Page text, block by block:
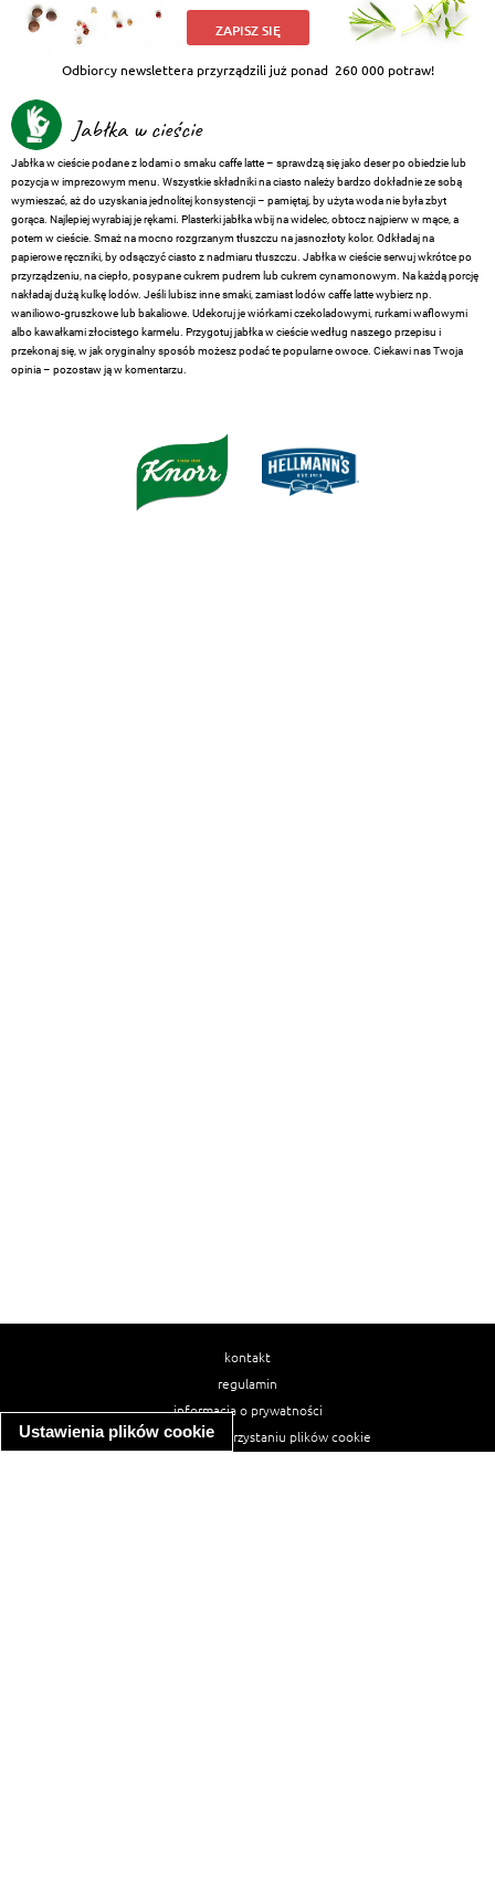
Ustawienia plików cookie
ZAPISZ SIĘ
Odbiorcy newslettera przyrządzili już ponad 260 000 potraw!
Jabłka w cieście
Jabłka w cieście podane z lodami o smaku caffe latte – sprawdzą się jako deser po obiedzie lub
pozycja w imprezowym menu. Wszystkie składniki na ciasto należy bardzo dokładnie ze sobą
wymieszać, aż do uzyskania jednolitej konsystencji – pamiętaj, by użyta woda nie była zbyt
gorąca. Najlepiej wyrabiaj je rękami. Plasterki jabłka wbij na widelec, obtocz najpierw w mące, a
potem w cieście. Smaż na mocno rozgrzanym tłuszczu na jasnozłoty kolor. Odkładaj na
papierowe ręczniki, by odsączyć ciasto z nadmiaru tłuszczu. Jabłka w cieście serwuj wkrótce po
przyrządzeniu, na ciepło, posypane cukrem pudrem lub cukrem cynamonowym. Na każdą porcję
nakładaj dużą kulkę lodów. Jeśli lubisz inne smaki, zamiast lodów caffe latte wybierz np.
waniliowo-gruszkowe lub bakaliowe. Udekoruj je wiórkami czekoladowymi, rurkami waflowymi
albo kawałkami złocistego karmelu. Przygotuj jabłka w cieście według naszego przepisu i
przekonaj się, w jak oryginalny sposób możesz podać te popularne owoce. Ciekawi nas Twoja
opinia – pozostaw ją w komentarzu.
kontakt
regulamin
informacja o prywatności
informacja o wykorzystaniu plików cookie